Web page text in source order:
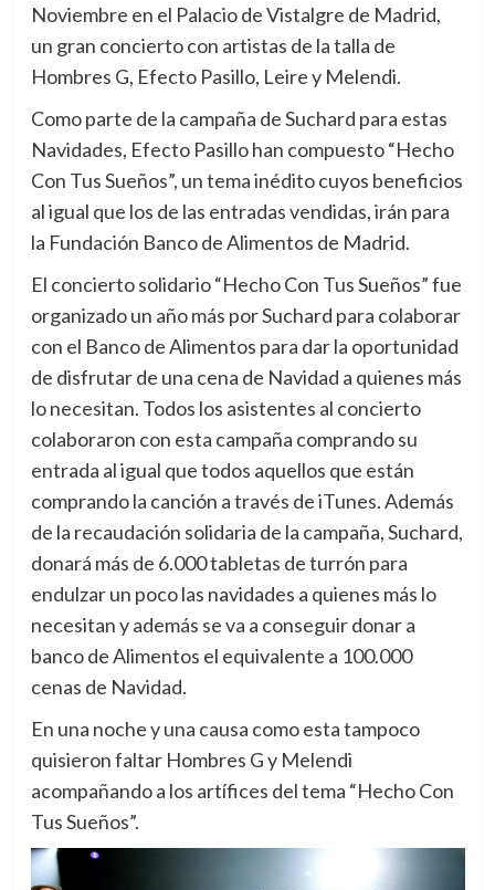
Noviembre en el Palacio de Vistalgre de Madrid,
un gran concierto con artistas de la talla de
Hombres G, Efecto Pasillo, Leire y Melendi.
Como parte de la campaña de Suchard para estas
Navidades, Efecto Pasillo han compuesto “Hecho
Con Tus Sueños”, un tema inédito cuyos beneficios
al igual que los de las entradas vendidas, irán para
la Fundación Banco de Alimentos de Madrid.
El concierto solidario “Hecho Con Tus Sueños” fue
organizado un año más por Suchard para colaborar
con el Banco de Alimentos para dar la oportunidad
de disfrutar de una cena de Navidad a quienes más
lo necesitan. Todos los asistentes al concierto
colaboraron con esta campaña comprando su
entrada al igual que todos aquellos que están
comprando la canción a través de iTunes. Además
de la recaudación solidaria de la campaña, Suchard,
donará más de 6.000 tabletas de turrón para
endulzar un poco las navidades a quienes más lo
necesitan y además se va a conseguir donar a
banco de Alimentos el equivalente a 100.000
cenas de Navidad.
En una noche y una causa como esta tampoco
quisieron faltar Hombres G y Melendi
acompañando a los artífices del tema “Hecho Con
Tus Sueños”.